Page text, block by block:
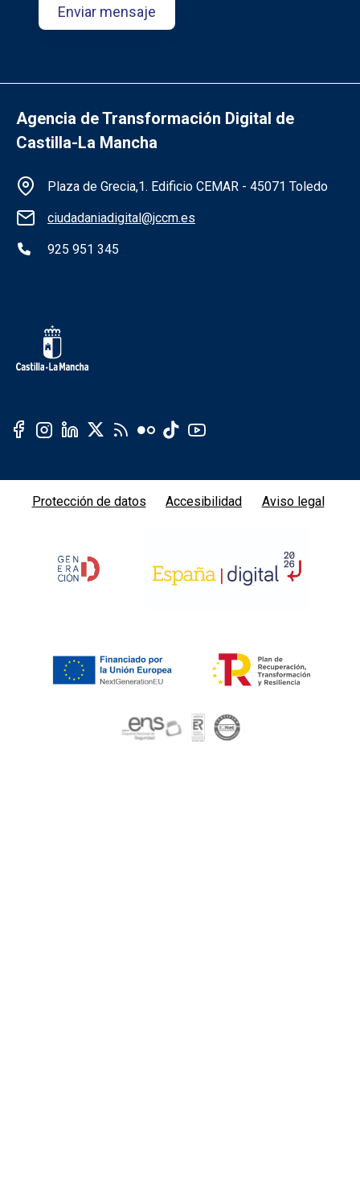
Agencia de Transformación Digital de
Castilla-La Mancha
Información de la institución
Plaza de Grecia,1. Edificio CEMAR - 45071 Toledo
ciudadaniadigital@jccm.es
925 951 345
Redes sociales JCCM
Protección de datos Accesibilidad Aviso legal